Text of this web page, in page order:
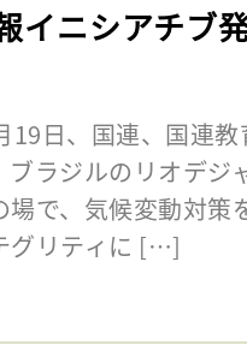
イニシアチブ
日、国連、国連
ブラジルのリオデ
で、気候変動対策
グリティに […]